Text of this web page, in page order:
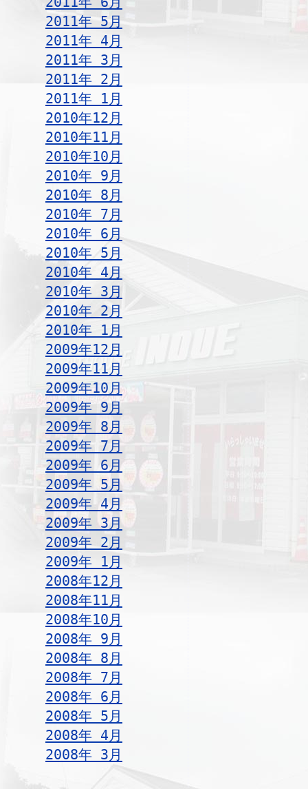
2011年 5月
2011年 4月
2011年 3月
2011年 2月
2011年 1月
2010年12月
2010年11月
2010年10月
2010年 9月
2010年 8月
2010年 7月
2010年 6月
2010年 5月
2010年 4月
2010年 3月
2010年 2月
2010年 1月
2009年12月
2009年11月
2009年10月
2009年 9月
2009年 8月
2009年 7月
2009年 6月
2009年 5月
2009年 4月
2009年 3月
2009年 2月
2009年 1月
2008年12月
2008年11月
2008年10月
2008年 9月
2008年 8月
2008年 7月
2008年 6月
2008年 5月
2008年 4月
2008年 3月